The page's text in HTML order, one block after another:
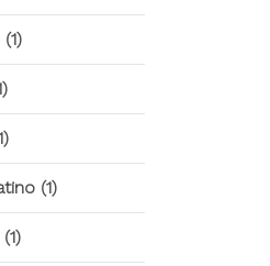
(1)
(1)
(1)